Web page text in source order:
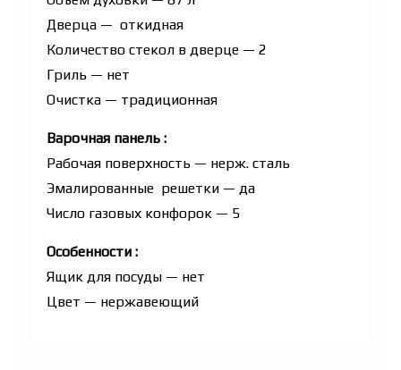
Дверца — откидная
Количество стекол в дверце — 2
Гриль — нет
Очистка — традиционная
Варочная панель :
Рабочая поверхность — нерж. сталь
Эмалированные решетки — да
Число газовых конфорок — 5
Особенности :
Ящик для посуды — нет
Цвет — нержавеющий